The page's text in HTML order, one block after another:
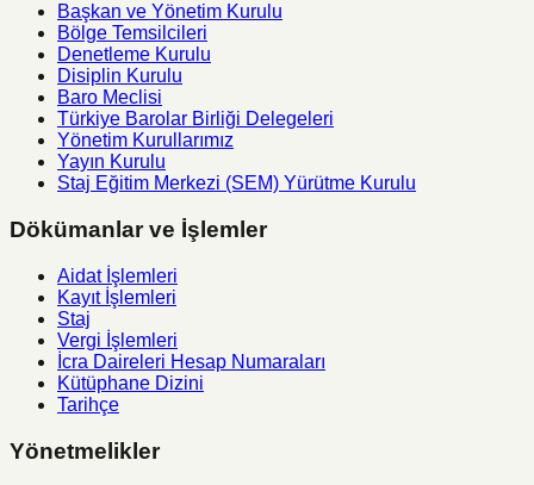
Başkan ve Yönetim Kurulu
Bölge Temsilcileri
Denetleme Kurulu
Disiplin Kurulu
Baro Meclisi
Türkiye Barolar Birliği Delegeleri
Yönetim Kurullarımız
Yayın Kurulu
Staj Eğitim Merkezi (SEM) Yürütme Kurulu
Dökümanlar ve İşlemler
Aidat İşlemleri
Kayıt İşlemleri
Staj
Vergi İşlemleri
İcra Daireleri Hesap Numaraları
Kütüphane Dizini
Tarihçe
Yönetmelikler